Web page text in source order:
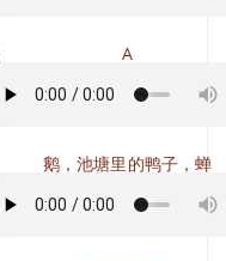
A
鹅，池塘里的鸭子，蝉